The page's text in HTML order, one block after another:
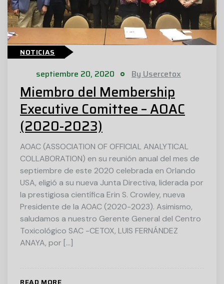
NOTICIAS
septiembre 20, 2020 By Usercetox
Miembro del Membership
Executive Comittee – AOAC
(2020-2023)
AOAC (ASSOCIATION OF OFFICIAL ANALYTICAL
COLLABORATION) en su reunión anual del mes de
septiembre de este 2020 celebrada en Orlando
USA, eligió a su nueva Junta Directiva, liderada por
la prestigiosa científica Erin S. Crowley, nueva
Presidente de la AOAC (2020-2023). Asimismo,
saludamos a nuestro Gerente General del Centro
Toxicológico SAC -CETOX, LUIS FERNÁNDEZ
ANAYA, por […]